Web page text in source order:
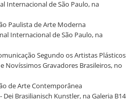
Internacional de São Paulo, na
Paulista de Arte Moderna
Internacional de São Paulo, na
Segundo os Artistas Plásticos
Novíssimos Gravadores Brasileiros, no
de Arte Contemporânea
Brasilianisch Kunstler, na Galeria B14